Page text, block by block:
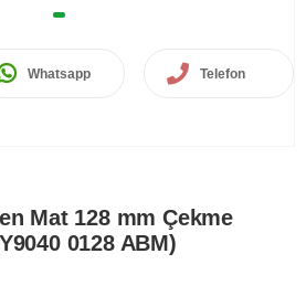
Whatsapp Telefon
Mat 128 mm Çekme
0128 ABM)